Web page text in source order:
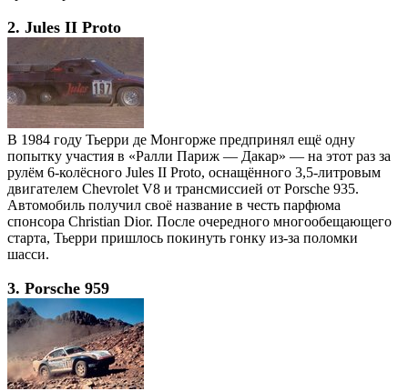
2. Jules II Proto
В 1984 году Тьерри де Монгорже предпринял ещё одну
попытку участия в «Ралли Париж — Дакар» — на этот раз за
рулём 6-колёсного Jules II Proto, оснащённого 3,5-литровым
двигателем Chevrolet V8 и трансмиссией от Porsche 935.
Автомобиль получил своё название в честь парфюма
спонсора Christian Dior. После очередного многообещающего
старта, Тьерри пришлось покинуть гонку из-за поломки
шасси.
3. Porsche 959